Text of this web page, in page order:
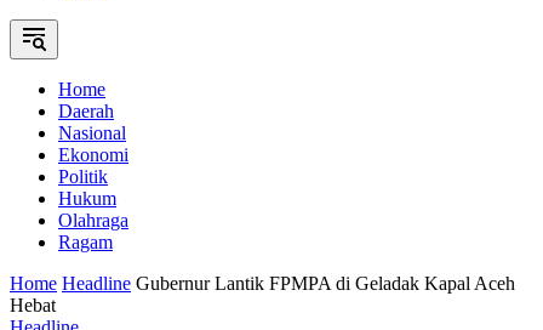
Home
Daerah
Nasional
Ekonomi
Politik
Hukum
Olahraga
Ragam
Home Headline Gubernur Lantik FPMPA di Geladak Kapal Aceh
Hebat